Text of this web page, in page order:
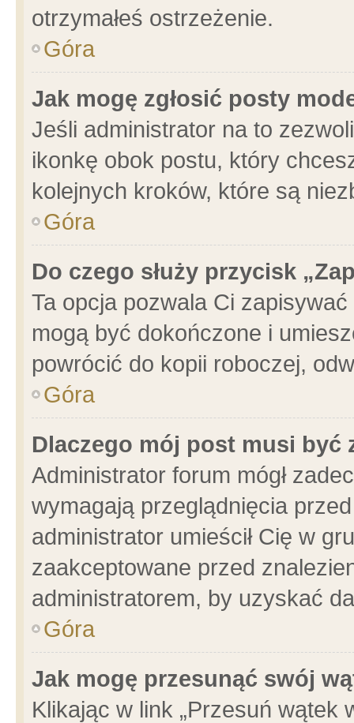
otrzymałeś ostrzeżenie.
Góra
Jak mogę zgłosić posty
Jeśli administrator na to
ikonkę obok postu, który
kolejnych kroków, które są
Góra
Do czego służy przycisk
Ta opcja pozwala Ci
mogą być dokończone i
powrócić do kopii roboczej,
Góra
Dlaczego mój post musi być
Administrator forum mógł
wymagają przeglądnięcia
administrator umieścił Cię w
zaakceptowane przed
administratorem, by uzyskać
Góra
Jak mogę przesunąć swój
Klikając w link „Przesuń wątek